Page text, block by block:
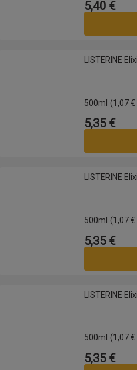
Preu
5,40 €
LISTERINE Elixir bucal Mentol
LISTERINE
500ml (1,07
Preu
5,35 €
LISTERINE Elixir bucal Mentol Zero
LISTERINE
500ml (1,07
Preu
5,35 €
LISTERINE Elixir bucal Menta Fresca
LISTERINE
500ml (1,07
Preu
5,35 €